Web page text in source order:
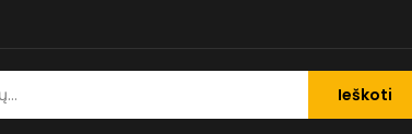
Ieškoti